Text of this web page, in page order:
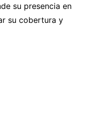
su presencia en
su cobertura y